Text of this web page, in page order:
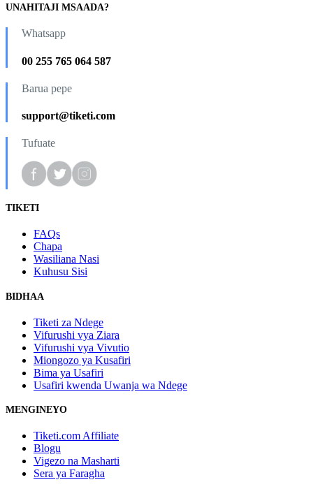
UNAHITAJI MSAADA?
Whatsapp
00 255 765 064 587
Barua pepe
support@tiketi.com
Tufuate
TIKETI
FAQs
Chapa
Wasiliana Nasi
Kuhusu Sisi
BIDHAA
Tiketi za Ndege
Vifurushi vya Ziara
Vifurushi vya Vivutio
Miongozo ya Kusafiri
Bima ya Usafiri
Usafiri kwenda Uwanja wa Ndege
MENGINEYO
Tiketi.com Affiliate
Blogu
Vigezo na Masharti
Sera ya Faragha